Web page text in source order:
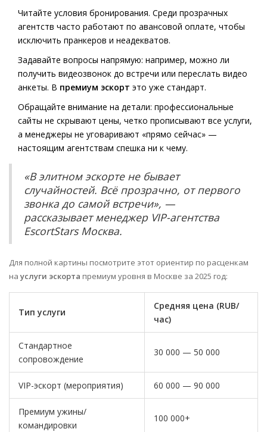
Читайте условия бронирования. Среди прозрачных
агентств часто работают по авансовой оплате, чтобы
исключить пранкеров и неадекватов.
Задавайте вопросы напрямую: например, можно ли
получить видеозвонок до встречи или переслать видео
анкеты. В премиум эскорт это уже стандарт.
Обращайте внимание на детали: профессиональные
сайты не скрывают цены, четко прописывают все услуги,
а менеджеры не уговаривают «прямо сейчас» —
настоящим агентствам спешка ни к чему.
«В элитном эскорте не бывает
случайностей. Всё прозрачно, от первого
звонка до самой встречи», —
рассказывает менеджер VIP-агентства
EscortStars Москва.
Для полной картины посмотрите этот ориентир по расценкам
на услуги эскорта премиум уровня в Москве за 2025 год:
Тип услуги
Средняя цена (RUB/
час)
Стандартное
сопровождение
30 000 — 50 000
VIP-эскорт (мероприятия) 60 000 — 90 000
Премиум ужины/
командировки
100 000+